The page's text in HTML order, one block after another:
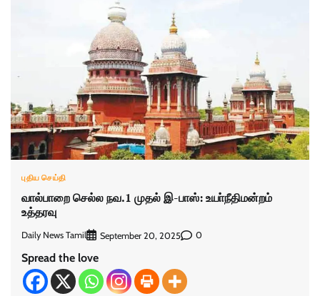
புதிய செய்தி
வால்பாறை செல்ல நவ.1 முதல் இ-பாஸ்: உயா்நீதிமன்றம்
உத்தரவு
Daily News Tamil September 20, 2025 0
Spread the love